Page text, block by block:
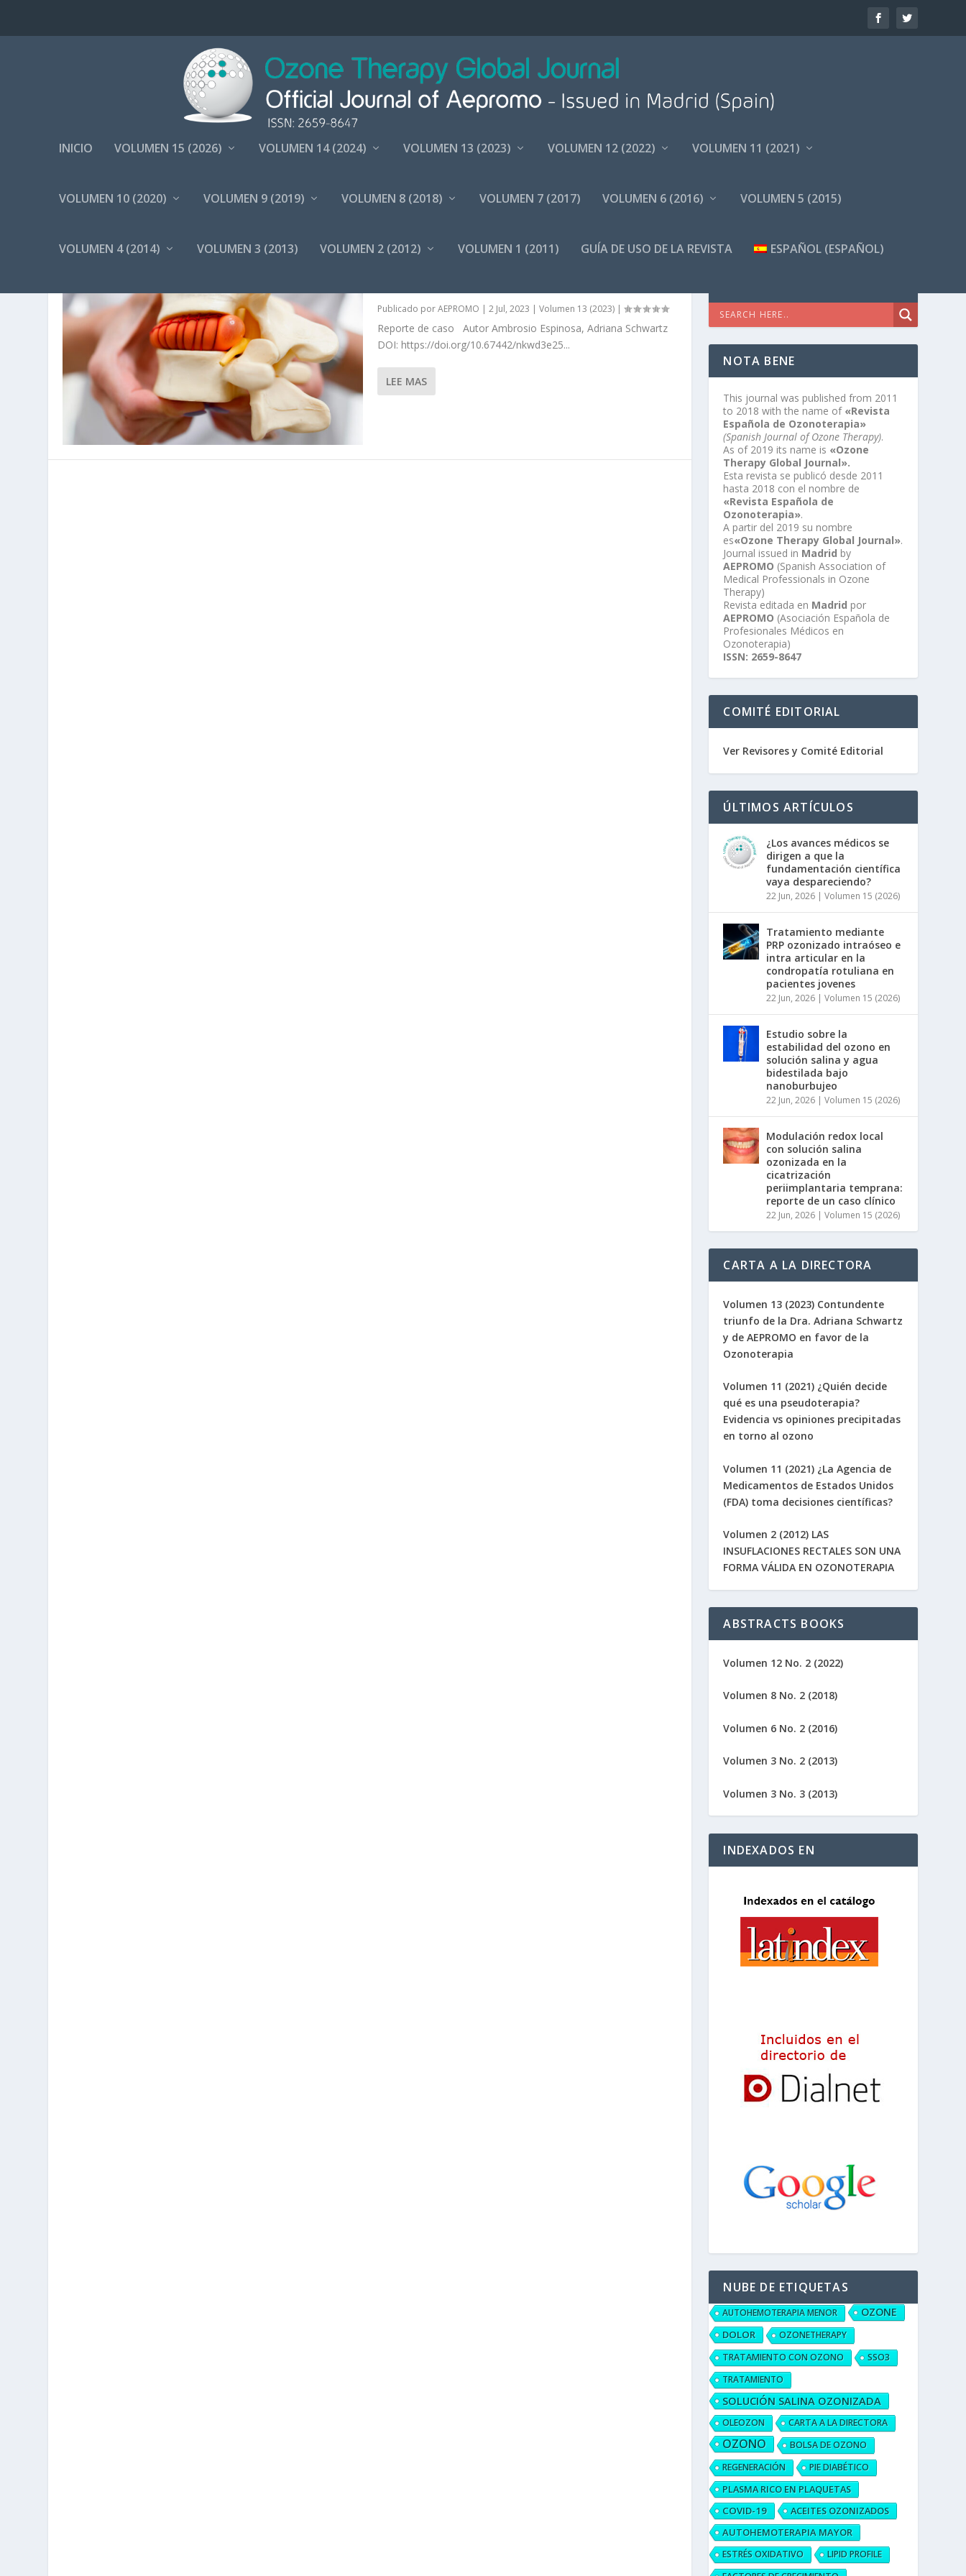
INICIO VOLUMEN 15 (2026) VOLUMEN 14 (2024) VOLUMEN 13 (2023) VOLUMEN 12 (2022) VOLUMEN 11 (2021)
VOLUMEN 10 (2020) VOLUMEN 9 (2019) VOLUMEN 8 (2018) VOLUMEN 7 (2017) VOLUMEN 6 (2016) VOLUMEN 5 (2015)
VOLUMEN 4 (2014) VOLUMEN 3 (2013) VOLUMEN 2 (2012) VOLUMEN 1 (2011) GUÍA DE USO DE LA REVISTA ESPAÑOL (ESPAÑOL)
Publicado porAEPROMO | 2 Jul, 2023 | Volumen 13 (2023)|
Reporte de caso Autor Ambrosio Espinosa, Adriana Schwartz
DOI: https://doi.org/10.67442/nkwd3e25...
LEE MAS
NOTA BENE
This journal was published from 2011
to 2018 with the name of «Revista
Española de Ozonoterapia»
(Spanish Journal of Ozone Therapy).
As of 2019 its name is «Ozone
Therapy Global Journal».
Esta revista se publicó desde 2011
hasta 2018 con el nombre de
«Revista Española de
Ozonoterapia».
A partir del 2019 su nombre
es«Ozone Therapy Global Journal».
Journal issued in Madrid by
AEPROMO (Spanish Association of
Medical Professionals in Ozone
Therapy)
Revista editada en Madrid por
AEPROMO (Asociación Española de
Profesionales Médicos en
Ozonoterapia)
ISSN: 2659-8647
COMITÉ EDITORIAL
Ver Revisores y Comité Editorial
ÚLTIMOS ARTÍCULOS
¿Los avances médicos se
dirigen a que la
fundamentación científica
vaya despareciendo?
22 Jun, 2026 |Volumen 15 (2026)
Tratamiento mediante
PRP ozonizado intraóseo e
intra articular en la
condropatía rotuliana en
pacientes jovenes
22 Jun, 2026 |Volumen 15 (2026)
Estudio sobre la
estabilidad del ozono en
solución salina y agua
bidestilada bajo
nanoburbujeo
22 Jun, 2026 |Volumen 15 (2026)
Modulación redox local
con solución salina
ozonizada en la
cicatrización
periimplantaria temprana:
reporte de un caso clínico
22 Jun, 2026 |Volumen 15 (2026)
CARTA A LA DIRECTORA
Volumen 13 (2023) Contundente
triunfo de la Dra. Adriana Schwartz
y de AEPROMO en favor de la
Ozonoterapia
Volumen 11 (2021) ¿Quién decide
qué es una pseudoterapia?
Evidencia vs opiniones precipitadas
en torno al ozono
Volumen 11 (2021) ¿La Agencia de
Medicamentos de Estados Unidos
(FDA) toma decisiones científicas?
Volumen 2 (2012) LAS
INSUFLACIONES RECTALES SON UNA
FORMA VÁLIDA EN OZONOTERAPIA
ABSTRACTS BOOKS
Volumen 12 No. 2 (2022)
Volumen 8 No. 2 (2018)
Volumen 6 No. 2 (2016)
Volumen 3 No. 2 (2013)
Volumen 3 No. 3 (2013)
INDEXADOS EN
NUBE DE ETIQUETAS
AUTOHEMOTERAPIA MENOR OZONE
DOLOR
OZONETHERAPY
TRATAMIENTO CON OZONO
SSO3
TRATAMIENTO
SOLUCIÓN SALINA OZONIZADA
OLEOZON CARTA A LA DIRECTORA
OZONO
BOLSA DE OZONO
REGENERACIÓN
PIE DIABÉTICO
PLASMA RICO EN PLAQUETAS
COVID-19
ACEITES OZONIZADOS
AUTOHEMOTERAPIA MAYOR
ESTRÉS OXIDATIVO
LIPID PROFILE